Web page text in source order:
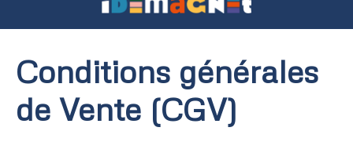
Conditions générales
de Vente (CGV)